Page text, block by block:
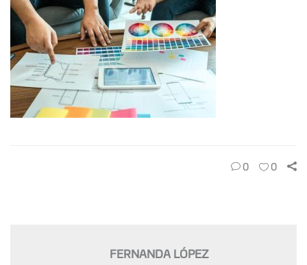
0 0
FERNANDA LÓPEZ